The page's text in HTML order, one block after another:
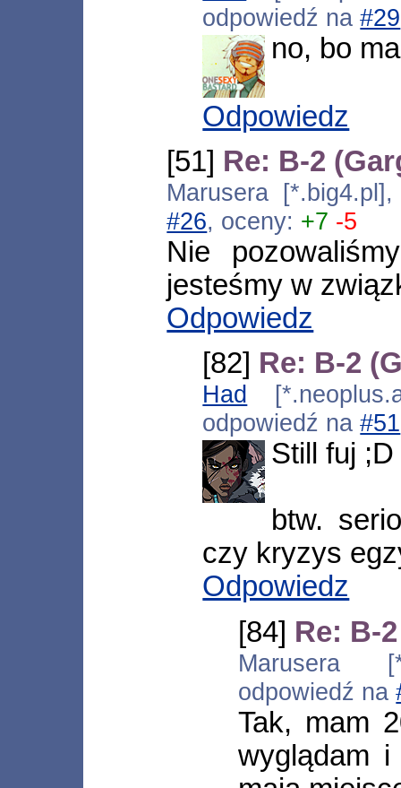
odpowiedź na#29
no, bo
Odpowiedz
[51] Re: B-2
Marusera
#26, oceny: +7 -5
Nie
jesteśmy w
Odpowiedz
[82] Re: B-2
Had
odpowiedź na#51
Still fuj ;D
btw.
czy kryzys
Odpowiedz
[84] Re: B-
Marusera
odpowiedź na
Tak, mam
wyglądam